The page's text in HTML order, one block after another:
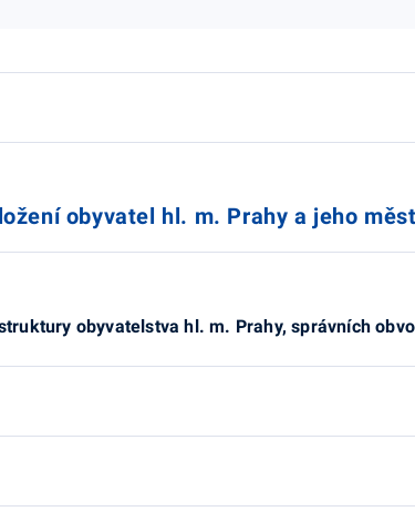
obyvatel hl. m. Prahy a jeho
obyvatelstva hl. m. Prahy, správních